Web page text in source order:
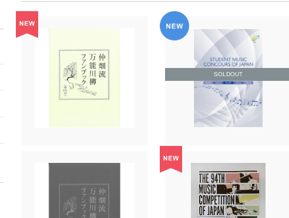
SOLDOUT